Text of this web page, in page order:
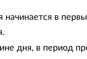
в
дня, в период